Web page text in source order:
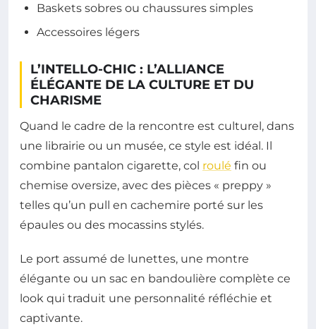
Baskets sobres ou chaussures simples
Accessoires légers
L’INTELLO-CHIC : L’ALLIANCE
ÉLÉGANTE DE LA CULTURE ET DU
CHARISME
Quand le cadre de la rencontre est culturel, dans
une librairie ou un musée, ce style est idéal. Il
combine pantalon cigarette, col roulé fin ou
chemise oversize, avec des pièces « preppy »
telles qu’un pull en cachemire porté sur les
épaules ou des mocassins stylés.
Le port assumé de lunettes, une montre
élégante ou un sac en bandoulière complète ce
look qui traduit une personnalité réfléchie et
captivante.